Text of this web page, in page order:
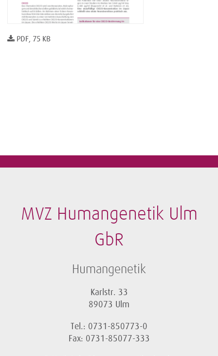
PDF, 75 KB
MVZ Humangenetik Ulm
GbR
Humangenetik
Karlstr. 33
89073 Ulm
Tel.: 0731-850773-0
Fax: 0731-85077-333